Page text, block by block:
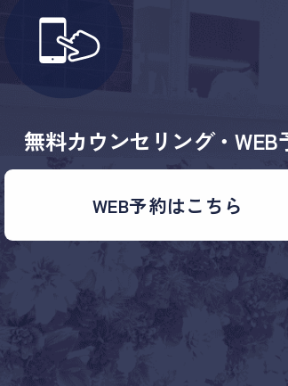
無料カウンセリング・WEB
WEB予約はこちら